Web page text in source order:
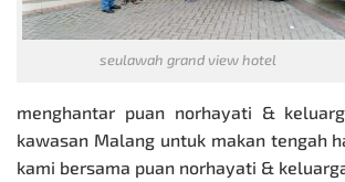
seulawah grand view hotel
menghantar puan norhayati &
kawasan Malang untuk makan tengah
kami bersama puan norhayati &